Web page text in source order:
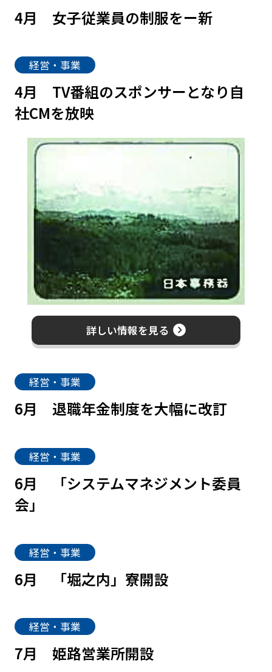
4月 女子従業員の制服をー新
経営・事業
4月
TV番組のスポンサーとなり自
社CMを放映
詳しい情報を見る
経営・事業
6月 退職年金制度を大幅に改訂
経営・事業
6月
「システムマネジメント委員
会」
経営・事業
6月 「堀之内」寮開設
経営・事業
7月 姫路営業所開設